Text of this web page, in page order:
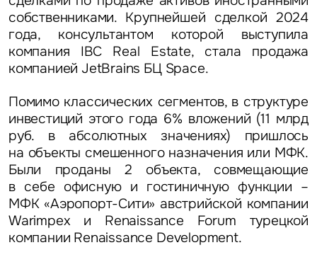
собственниками. Крупнейшей сделкой 2024
года, консультантом которой выступила
компания IBC Real Estate, стала продажа
компанией JetBrains БЦ Space.
Помимо классических сегментов, в структуре
инвестиций этого года 6% вложений (11 млрд
руб. в абсолютных значениях) пришлось
на объекты смешенного назначения или МФК.
Были проданы 2 объекта, совмещающие
в себе офисную и гостиничную функции –
МФК «Аэропорт-Сити» австрийской компании
Warimpex и Renaissance Forum турецкой
компании Renaissance Development.